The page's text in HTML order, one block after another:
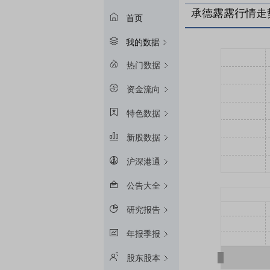
首页
我的数据
热门数据
资金流向
特色数据
新股数据
沪深港通
公告大全
研究报告
年报季报
股东股本
承德露露行情走